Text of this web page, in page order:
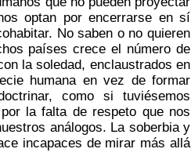
optan por encerrarse en sí
No saben o no quieren
países crece el número de
la soledad, enclaustrados en
humana en vez de formar
como si tuviésemos
la falta de respeto que nos
análogos. La soberbia y
incapaces de mirar más allá